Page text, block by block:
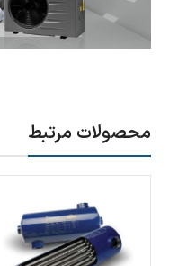
محصولات مرتبط